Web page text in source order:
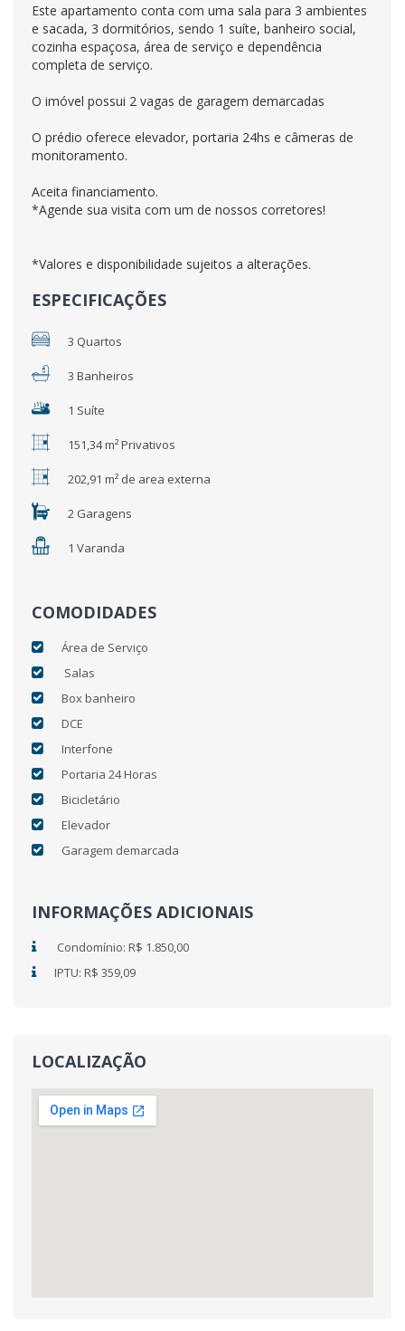
Este apartamento conta com uma sala para 3 ambientes
e sacada, 3 dormitórios, sendo 1 suíte, banheiro social,
cozinha espaçosa, área de serviço e dependência
completa de serviço.
O imóvel possui 2 vagas de garagem demarcadas
O prédio oferece elevador, portaria 24hs e câmeras de
monitoramento.
Aceita financiamento.
*Agende sua visita com um de nossos corretores!
*Valores e disponibilidade sujeitos a alterações.
ESPECIFICAÇÕES
3 Quartos
3 Banheiros
1 Suíte
151,34 m² Privativos
202,91 m² de area externa
2 Garagens
1 Varanda
COMODIDADES
Área de Serviço
Salas
Box banheiro
DCE
Interfone
Portaria 24 Horas
Bicicletário
Elevador
Garagem demarcada
INFORMAÇÕES ADICIONAIS
Condomínio: R$ 1.850,00
IPTU: R$ 359,09
LOCALIZAÇÃO